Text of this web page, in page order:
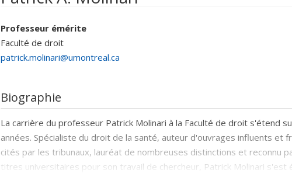
Professeur émérite
Faculté de droit
patrick.molinari@umontreal.ca
Biographie
La carrière du professeur Patrick Molinari à la Faculté de droit s'étend
années. Spécialiste du droit de la santé, auteur d'ouvrages influents et
cités par les tribunaux, lauréat de nombreuses distinctions et reconnu
titres universitaires pour son travail de chercheur, Patrick Molinari s'est